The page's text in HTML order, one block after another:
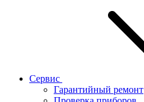
Сервис
Гарантийный ремонт